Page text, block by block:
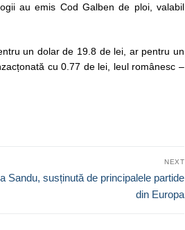
au emis Cod Galben de ploi, valabil
un dolar de 19.8 de lei, ar pentru un
cu 0.77 de lei, leul românesc –
NEXT
Sandu, susținută de principalele partide
din Europa